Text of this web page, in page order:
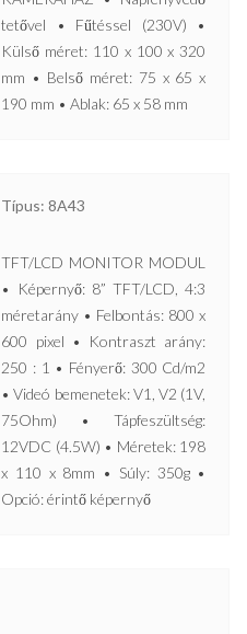
tetővel • Fűtéssel (230V) •
Külső méret: 110 x 100 x 320
mm • Belső méret: 75 x 65 x
190 mm • Ablak: 65 x 58 mm
Típus: 8A43
TFT/LCD MONITOR MODUL
• Képernyő: 8” TFT/LCD, 4:3
méretarány • Felbontás: 800 x
600 pixel • Kontraszt arány:
250 : 1 • Fényerő: 300 Cd/m2
• Videó bemenetek: V1, V2 (1V,
75Ohm) • Tápfeszültség:
12VDC (4.5W) • Méretek: 198
x 110 x 8mm • Súly: 350g •
Opció: érintő képernyő